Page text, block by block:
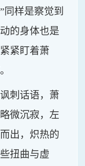
同样是察觉到
的身体也是
紧盯着萧
刺话语，萧
微沉寂，左
出，炽热的
扭曲与虚